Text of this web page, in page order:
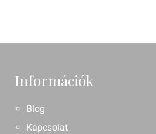
Információk
Blog
Kapcsolat